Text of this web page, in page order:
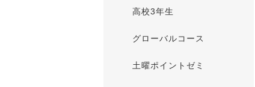
高校3年生
グローバルコース
土曜ポイントゼミ